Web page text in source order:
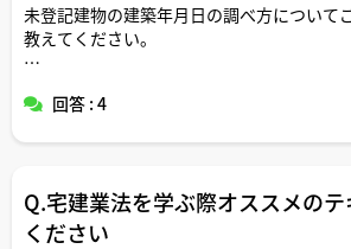
未登記建物の建築年月日の調べ方について
教えてください。
回答 : 4
Q.宅建業法を学ぶ際オススメのテ
ください